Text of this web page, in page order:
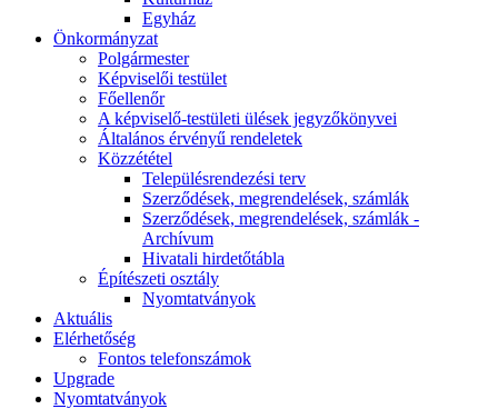
Egyház
Önkormányzat
Polgármester
Képviselői testület
Főellenőr
A képviselő-testületi ülések jegyzőkönyvei
Általános érvényű rendeletek
Közzététel
Településrendezési terv
Szerződések, megrendelések, számlák
Szerződések, megrendelések, számlák -
Archívum
Hivatali hirdetőtábla
Építészeti osztály
Nyomtatványok
Aktuális
Elérhetőség
Fontos telefonszámok
Upgrade
Nyomtatványok